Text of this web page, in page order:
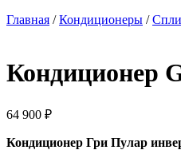
Главная /Кондиционеры /
Кондиционер
64 900 ₽
Кондиционер Гри Пулар